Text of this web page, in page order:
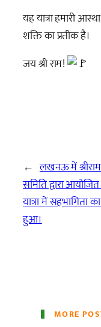
यह यात्रा हमारी
शक्ति का प्रतीक है।
जय श्री राम!
← लखनऊ में
समिति द्वारा
यात्रा में सहभागिता
हुआ।
MORE